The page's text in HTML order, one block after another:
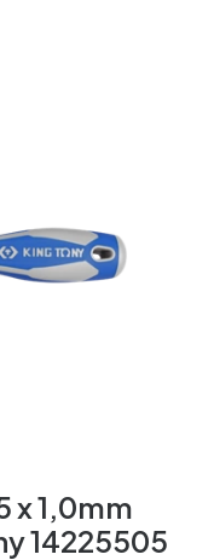
x 1,0mm
14225505